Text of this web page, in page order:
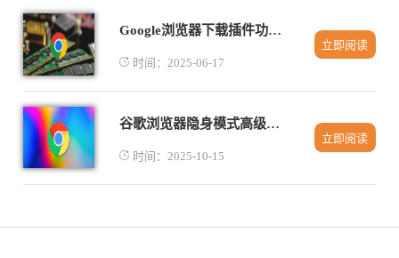
Google浏览器下载插件功能异常如何重置
时间：2025-06-17
立即阅读
谷歌浏览器隐身模式高级安全应用
时间：2025-10-15
立即阅读